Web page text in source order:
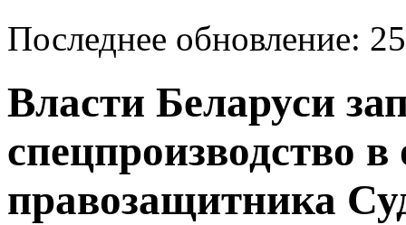
Последнее обновление:
Власти Беларуси
спецпроизводство
правозащитника